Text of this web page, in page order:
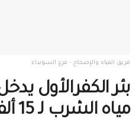
فريق المياه والإصحاح - فرع السويداء
بئر الكفرالأول
مياه الشرب لـ 15 ألف شخصاً